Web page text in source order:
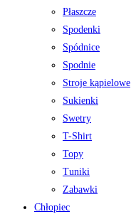
Płaszcze
Spodenki
Spódnice
Spodnie
Stroje kąpielowe
Sukienki
Swetry
T-Shirt
Topy
Tuniki
Zabawki
Chłopiec